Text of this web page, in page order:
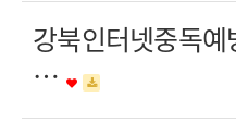
강북인터넷중독
…